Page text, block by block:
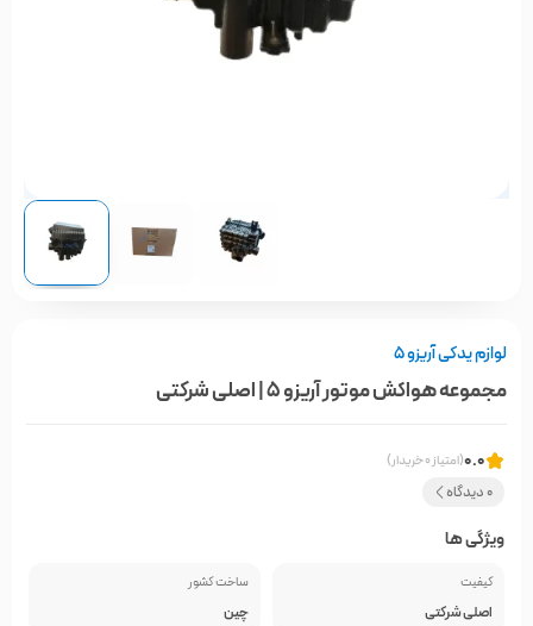
لوازم یدکی آریزو 5
مجموعه هواکش موتور آریزو 5 | اصلی شرکتی
0.0(امتیاز 0 خریدار)
0 دیدگاه
ویژگی ها
کیفیت
اصلی شرکتی
ساخت کشور
چین